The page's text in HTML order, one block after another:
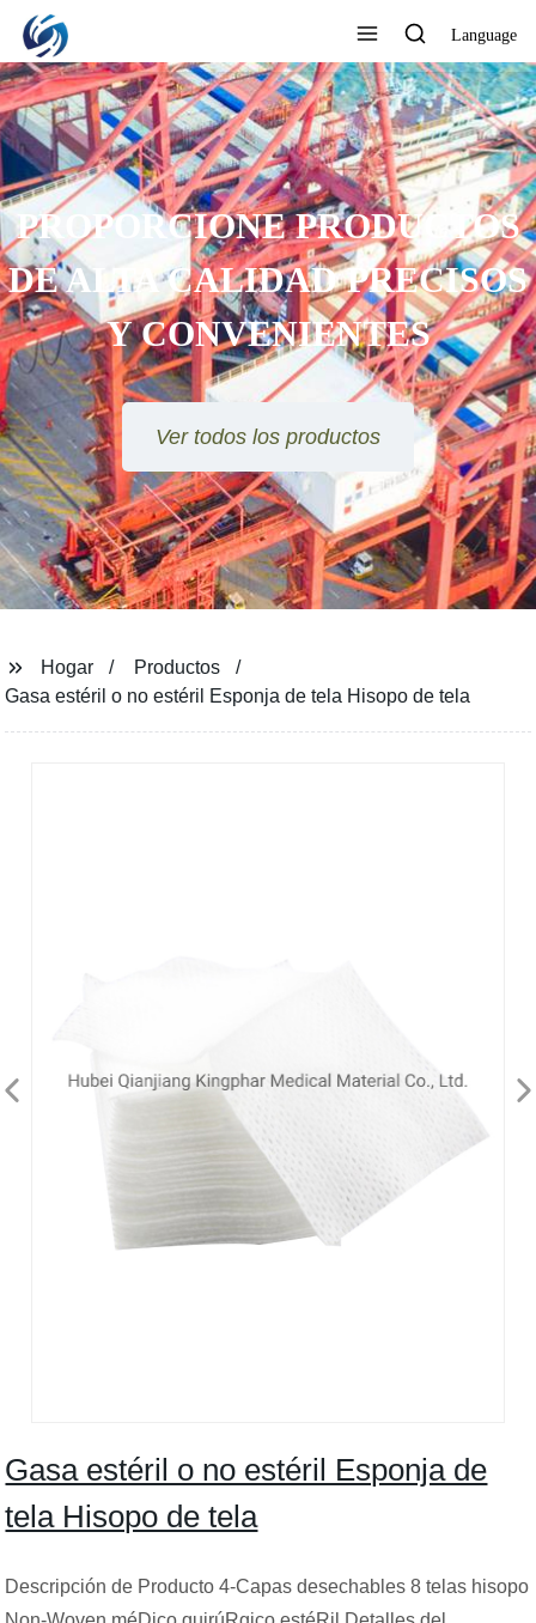
Language
PROPORCIONE PRODUCTOS
DE ALTA CALIDAD PRECISOS
Y CONVENIENTES
Ver todos los productos
Hogar
Productos
Gasa estéril o no estéril Esponja de tela Hisopo de tela
Gasa estéril o no estéril Esponja de
tela Hisopo de tela
Descripción de Producto 4-Capas desechables 8 telas hisopo